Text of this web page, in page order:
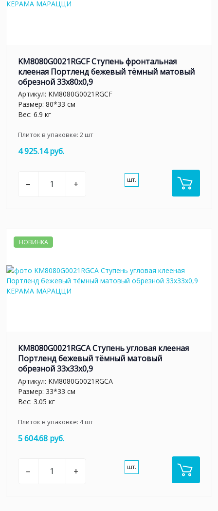
KM8080G0021RGCF Ступень фронтальная
клееная Портленд бежевый тёмный матовый
обрезной 33x80x0,9
Артикул: KM8080G0021RGCF
Размер: 80*33 см
Вес: 6.9 кг
Плиток в упаковке: 2шт
4 925.14 руб.
– + шт.
НОВИНКА
KM8080G0021RGCA Ступень угловая клееная
Портленд бежевый тёмный матовый
обрезной 33x33x0,9
Артикул: KM8080G0021RGCA
Размер: 33*33 см
Вес: 3.05 кг
Плиток в упаковке: 4шт
5 604.68 руб.
– + шт.